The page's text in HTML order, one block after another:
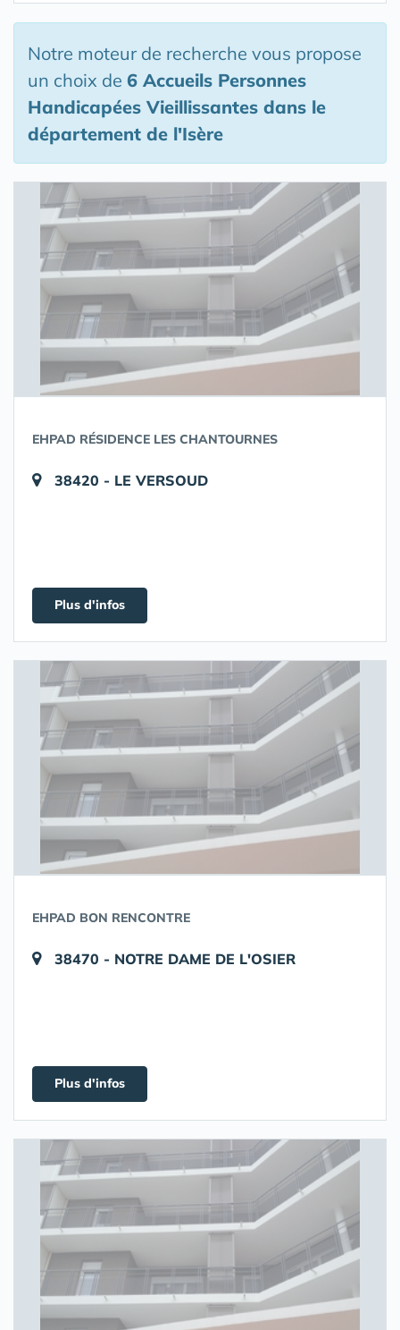
Notre moteur de recherche vous propose
un choix de 6 Accueils Personnes
Handicapées Vieillissantes dans le
département de l'Isère
EHPAD RÉSIDENCE LES CHANTOURNES
38420 - LE VERSOUD
Plus d'infos
EHPAD BON RENCONTRE
38470 - NOTRE DAME DE L'OSIER
Plus d'infos